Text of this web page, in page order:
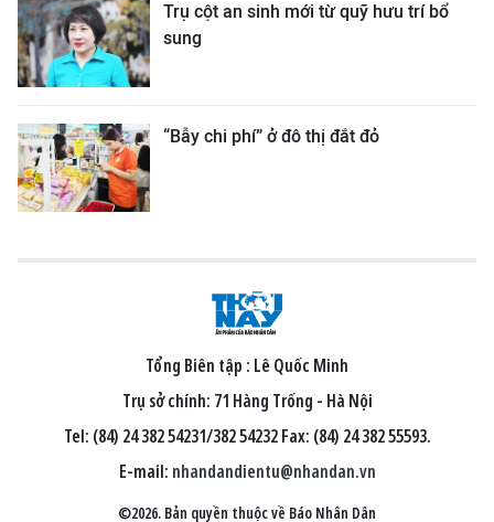
Trụ cột an sinh mới từ quỹ hưu trí bổ
sung
“Bẫy chi phí” ở đô thị đắt đỏ
Tổng Biên tập : Lê Quốc Minh
Trụ sở chính: 71 Hàng Trống - Hà Nội
Tel: (84) 24 382 54231/382 54232 Fax: (84) 24 382 55593.
E-mail: nhandandientu@nhandan.vn
©2026. Bản quyền thuộc về Báo Nhân Dân